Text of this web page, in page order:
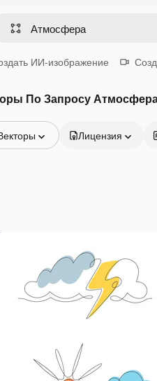
ИИ-изображение
По Запросу
Лицензия
Креативная платформа
ваших лучших работ.
подписчиков среди
предприятий, агентств и